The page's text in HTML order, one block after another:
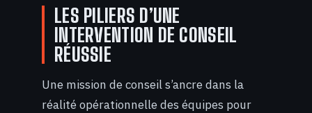
LES PILIERS D’UNE
INTERVENTION DE CONSEIL
RÉUSSIE
Une mission de conseil s’ancre dans la
réalité opérationnelle des équipes pour